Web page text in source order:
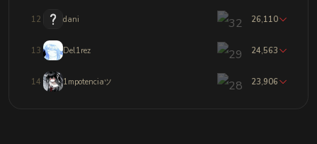
12 dani 26,110
13 Del1rez 24,563
14 1mpotenciaツ 23,906